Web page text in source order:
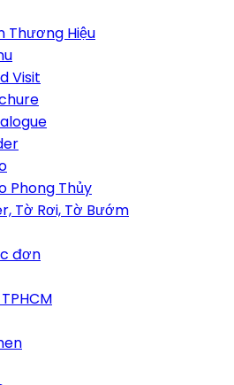
Thương Hiệu
Visit
Phong Thủy
Tờ Rơi, Tờ Bướm
đơn